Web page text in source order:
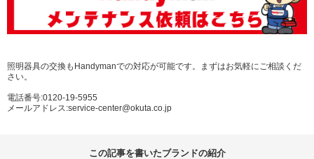
照明器具の交換もHandymanでの対応が可能です。まずはお気軽にご相談くだ
さい。
電話番号:0120-19-5955
メールアドレス:service-center@okuta.co.jp
この記事を書いたブランドの紹介